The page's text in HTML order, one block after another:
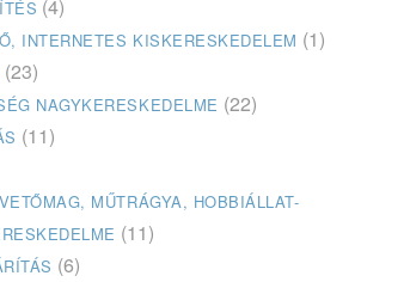
(4)
INTERNETES KISKERESKEDELEM (1)
(23)
NAGYKERESKEDELME (22)
(11)
MŰTRÁGYA, HOBBIÁLLAT-
(11)
(6)